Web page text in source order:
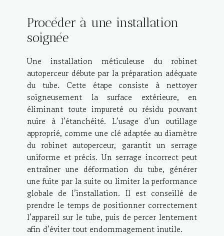
Procéder à une installation
soignée
Une installation méticuleuse du robinet
autoperceur débute par la préparation adéquate
du tube. Cette étape consiste à nettoyer
soigneusement la surface extérieure, en
éliminant toute impureté ou résidu pouvant
nuire à l’étanchéité. L’usage d’un outillage
approprié, comme une clé adaptée au diamètre
du robinet autoperceur, garantit un serrage
uniforme et précis. Un serrage incorrect peut
entraîner une déformation du tube, générer
une fuite par la suite ou limiter la performance
globale de l’installation. Il est conseillé de
prendre le temps de positionner correctement
l’appareil sur le tube, puis de percer lentement
afin d’éviter tout endommagement inutile.